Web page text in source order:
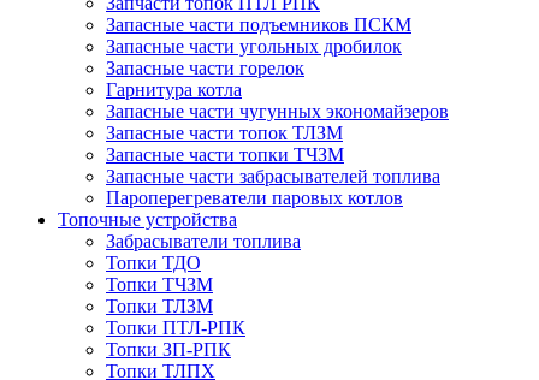
Запасные части подъемников ПСКМ
Запасные части угольных дробилок
Запасные части горелок
Гарнитура котла
Запасные части чугунных экономайзеров
Запасные части топок ТЛЗМ
Запасные части топки ТЧЗМ
Запасные части забрасывателей топлива
Пароперегреватели паровых котлов
Топочные устройства
Забрасыватели топлива
Топки ТДО
Топки ТЧЗМ
Топки ТЛЗМ
Топки ПТЛ-РПК
Топки ЗП-РПК
Топки ТЛПХ